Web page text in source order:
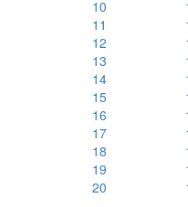
10
11
12
13
14
15
16
17
18
19
20